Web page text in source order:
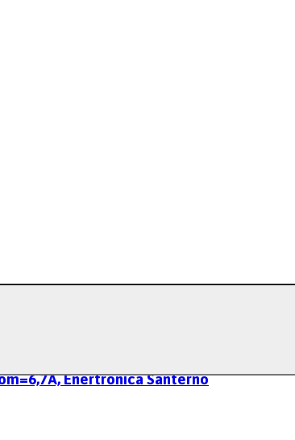
Enertronica Santerno